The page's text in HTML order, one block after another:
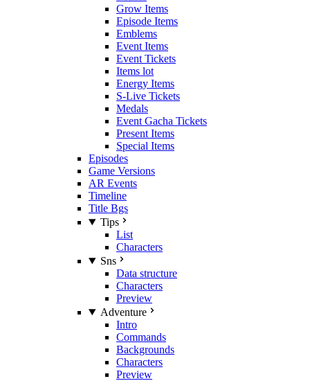
Grow Items
Episode Items
Emblems
Event Items
Event Tickets
Items lot
Energy Items
S-Live Tickets
Medals
Event Gacha Tickets
Present Items
Special Items
Episodes
Game Versions
AR Events
Timeline
Title Bgs
Tips
List
Characters
Sns
Data structure
Characters
Preview
Adventure
Intro
Commands
Backgrounds
Characters
Preview